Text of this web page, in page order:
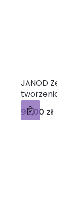
JANOD
Cena
99,00 zł